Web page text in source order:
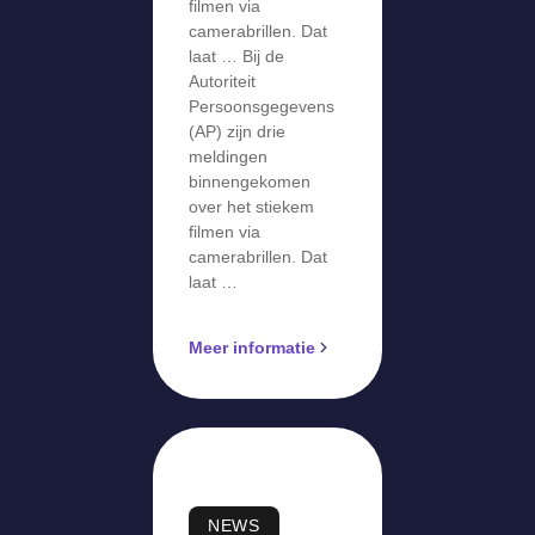
filmen via
camerabrillen. Dat
laat … Bij de
Autoriteit
Persoonsgegevens
(AP) zijn drie
meldingen
binnengekomen
over het stiekem
filmen via
camerabrillen. Dat
laat …
Meer informatie
NEWS